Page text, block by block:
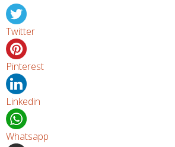
Twitter
Pinterest
Linkedin
Whatsapp